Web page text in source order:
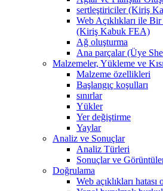
sertleştiriciler (Kiriş
Web Açıklıkları ile
(Kiriş Kabuk FEA)
Ağ oluşturma
Ana parçalar (Üye
Malzemeler, Yükleme ve
Malzeme özellikleri
Başlangıç ​​koşulları
sınırlar
Yükler
Yer değiştirme
Yaylar
Analiz ve Sonuçlar
Analiz Türleri
Sonuçlar ve
Doğrulama
Web açıklıkları